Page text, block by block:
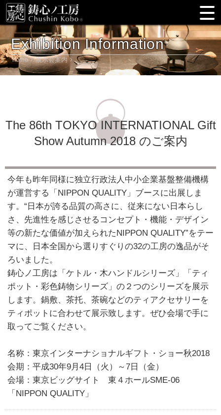
Exhibition Information
home 展示会案内
The 86th TOKYO INTERNATIONAL Gift
Show Autumn 2018 のご案内
今年も昨年同様に独立行政法人中小企業基盤整備機構
が運営する「NIPPON QUALITY」ブースに出展しま
す。“日本が誇る品質の高さに、従来にない日本らし
さ、先進性を感じさせるコンセプト・機能・デザイン
等の新たな価値が加えられたNIPPON QUALITY”をテー
マに、日本全国から選りすぐりの32の工房の逸品がそ
ろいました。
鋳心ノ工房は「ケトル・木ハンドルシリーズ」「ティ
ポット・彩色鋳物シリーズ」の２つのシリーズを展示
します。鍋敷、茶托、茶碗などのティアクセサリーを
ティポットに合わせて展示致します。ぜひ会場で手に
取ってご覧ください。
名称：東京インターナショナルギフト・ショー秋2018
会期：平成30年9月4日（火）～7日（金）
会場：東京ビッグサイト 東４ホールSME-06
「NIPPON QUALITY」